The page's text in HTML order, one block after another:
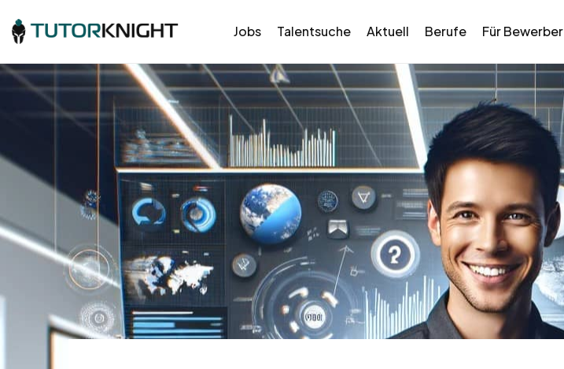
Jobs Talentsuche Aktuell Berufe Für Bewerber